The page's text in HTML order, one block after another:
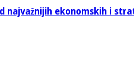
najvažnijih ekonomskih i